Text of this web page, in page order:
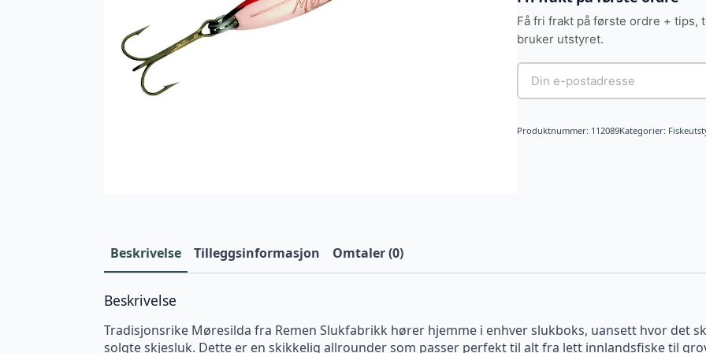
Få fri frakt på første ordre + tips,
bruker utstyret.
Produktnummer: 112089Kategorier:
Beskrivelse Tilleggsinformasjon Omtaler (0)
Beskrivelse
Tradisjonsrike Møresilda fra Remen Slukfabrikk hører hjemme i enhver slukboks, uansett hvor det
solgte skjesluk. Dette er en skikkelig allrounder som passer perfekt til alt fra lett innlandsfiske til